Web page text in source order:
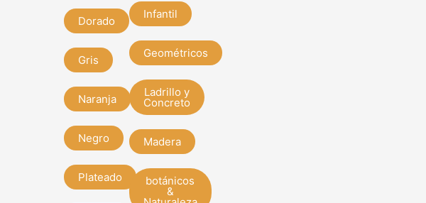
Dorado
Gris
Naranja
Negro
Plateado
Infantil
Geométricos
Ladrillo y
Concreto
Madera
botánicos
&